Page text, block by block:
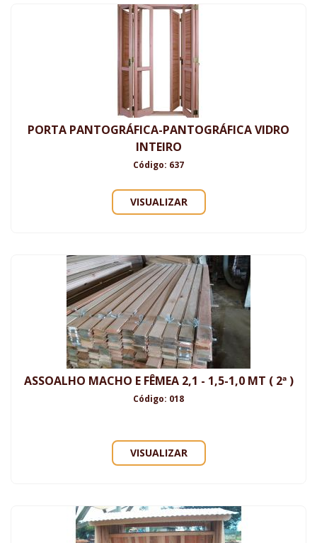
PORTA PANTOGRÁFICA-PANTOGRÁFICA VIDRO
INTEIRO
Código: 637
VISUALIZAR
ASSOALHO MACHO E FÊMEA 2,1 - 1,5-1,0 MT ( 2ª )
Código: 018
VISUALIZAR